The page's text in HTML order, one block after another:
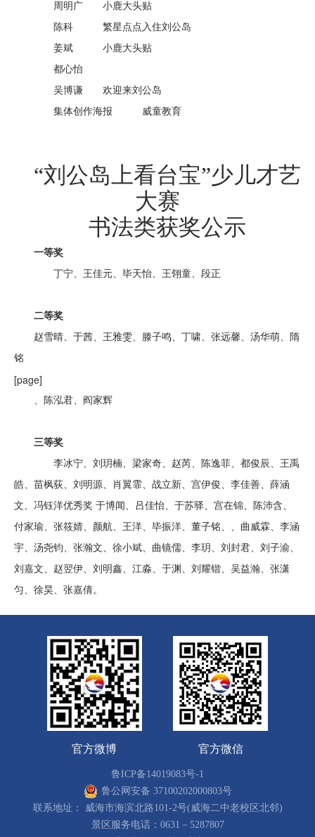
周明广 小鹿大头贴
陈科 繁星点点入住刘公岛
姜斌 小鹿大头贴
都心怡
吴博谦 欢迎来刘公岛
集体创作海报 威童教育
“刘公岛上看台宝”少儿才艺
大赛
书法类获奖公示
一等奖
丁宁、王佳元、毕天怡、王翎童、段正
二等奖
赵雪晴、于茜、王雅雯、滕子鸣、丁啸、张远馨、汤华萌、隋
铭
[page]
、陈泓君、阎家辉
三等奖
李冰宁、刘玥楠、梁家奇、赵芮、陈逸菲、都俊辰、王禹
皓、苗枫荻、刘明源、肖翼霏、战立新、宫伊俊、李佳善、薛涵
文、冯钰洋优秀奖 于博闻、吕佳怡、于苏驿、宫在锦、陈沛含、
付家瑜、张筱婧、颜航、王洋、毕振洋、董子铭、、曲威霖、李涵
宇、汤尧钧、张瀚文、徐小斌、曲镜儒、李玥、刘封君、刘子渝、
刘嘉文、赵翌伊、刘明鑫、江淼、于渊、刘耀锴、吴益瀚、张潇
匀、徐昊、张嘉倩。
官方微博 官方微信
鲁ICP备14019083号-1
鲁公网安备 37100202000803号
联系地址： 威海市海滨北路101-2号(威海二中老校区北邻)
景区服务电话：0631－5287807